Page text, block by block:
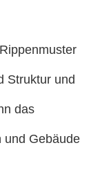
Struktur und
das
und Gebäude